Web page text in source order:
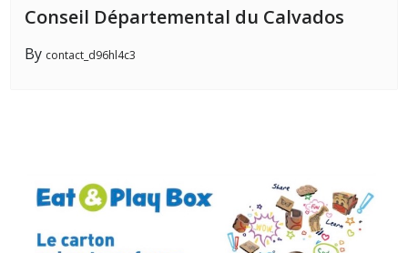
Conseil Départemental du Calvados
By contact_d96hl4c3